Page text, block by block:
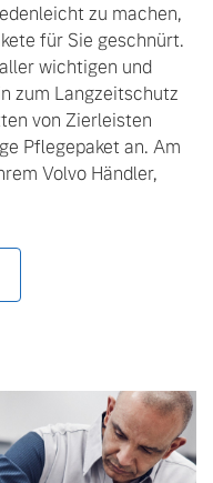
Angebote.zu machen,
für Sie geschnürt.
wichtigen und
zum Langzeitschutz
von Zierleisten
Pflegepaket an. Am
Volvo Händler,